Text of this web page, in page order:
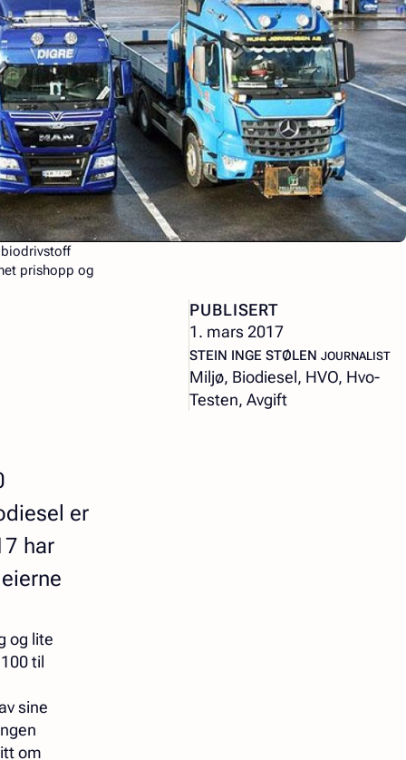
biodrivstoff
prishopp og
er
har
og lite
til
sine
om
PUBLISERT
1. mars 2017
STEIN INGE STØLEN –
JOURNALIST
Miljø, Biodiesel, HVO, Hvo-
Testen, Avgift